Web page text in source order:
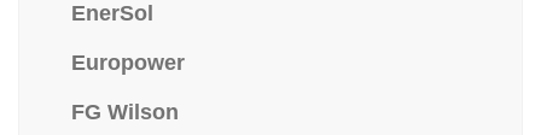
EnerSol
Europower
FG Wilson